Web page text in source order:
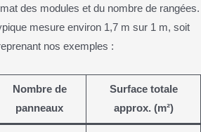
des modules et du nombre de rangées.
mesure environ 1,7 m sur 1 m, soit
nos exemples :
Nombre de
panneaux
Surface totale
approx. (m²)